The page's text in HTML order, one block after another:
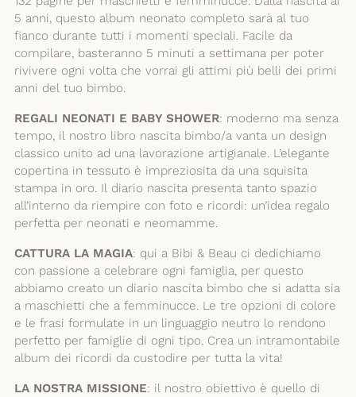
5 anni, questo album neonato completo sarà al tuo
fianco durante tutti i momenti speciali. Facile da
compilare, basteranno 5 minuti a settimana per poter
rivivere ogni volta che vorrai gli attimi più belli dei primi
anni del tuo bimbo.
REGALI NEONATI E BABY SHOWER: moderno ma senza
tempo, il nostro libro nascita bimbo/a vanta un design
classico unito ad una lavorazione artigianale. L’elegante
copertina in tessuto è impreziosita da una squisita
stampa in oro. Il diario nascita presenta tanto spazio
all’interno da riempire con foto e ricordi: un’idea regalo
perfetta per neonati e neomamme.
CATTURA LA MAGIA: qui a Bibi & Beau ci dedichiamo
con passione a celebrare ogni famiglia, per questo
abbiamo creato un diario nascita bimbo che si adatta sia
a maschietti che a femminucce. Le tre opzioni di colore
e le frasi formulate in un linguaggio neutro lo rendono
perfetto per famiglie di ogni tipo. Crea un intramontabile
album dei ricordi da custodire per tutta la vita!
LA NOSTRA MISSIONE: il nostro obiettivo è quello di